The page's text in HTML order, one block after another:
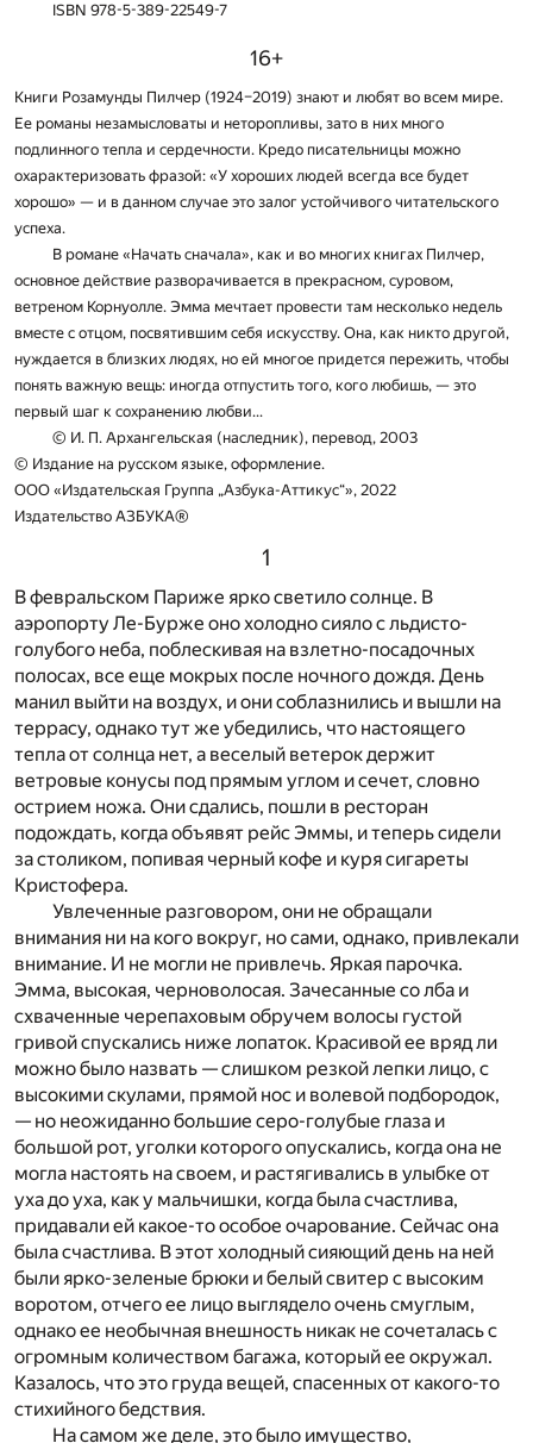
ISBN 978-5-389-22549-7
16+
Книги Розамунды Пилчер (1924–2019) знают и любят во всем мире.
Ее романы незамысловаты и неторопливы, зато в них много
подлинного тепла и сердечности. Кредо писательницы можно
охарактеризовать фразой: «У хороших людей всегда все будет
хорошо» — и в данном случае это залог устойчивого читательского
успеха.
В романе «Начать сначала», как и во многих книгах Пилчер,
основное действие разворачивается в прекрасном, суровом,
ветреном Корнуолле. Эмма мечтает провести там несколько недель
вместе с отцом, посвятившим себя искусству. Она, как никто другой,
нуждается в близких людях, но ей многое придется пережить, чтобы
понять важную вещь: иногда отпустить того, кого любишь, — это
первый шаг к сохранению любви...
© И. П. Архангельская (наследник), перевод, 2003
© Издание на русском языке, оформление.
ООО «Издательская Группа „Азбука-Аттикус“», 2022
Издательство АЗБУКА®
1
В февральском Париже ярко светило солнце. В
аэропорту Ле-Бурже оно холодно сияло с льдисто-
голубого неба, поблескивая на взлетно-посадочных
полосах, все еще мокрых после ночного дождя. День
манил выйти на воздух, и они соблазнились и вышли на
террасу, однако тут же убедились, что настоящего
тепла от солнца нет, а веселый ветерок держит
ветровые конусы под прямым углом и сечет, словно
острием ножа. Они сдались, пошли в ресторан
подождать, когда объявят рейс Эммы, и теперь сидели
за столиком, попивая черный кофе и куря сигареты
Кристофера.
Увлеченные разговором, они не обращали
внимания ни на кого вокруг, но сами, однако, привлекали
внимание. И не могли не привлечь. Яркая парочка.
Эмма, высокая, черноволосая. Зачесанные со лба и
схваченные черепаховым обручем волосы густой
гривой спускались ниже лопаток. Красивой ее вряд ли
можно было назвать — слишком резкой лепки лицо, с
высокими скулами, прямой нос и волевой подбородок,
— но неожиданно большие серо-голубые глаза и
большой рот, уголки которого опускались, когда она не
могла настоять на своем, и растягивались в улыбке от
уха до уха, как у мальчишки, когда была счастлива,
придавали ей какое-то особое очарование. Сейчас она
была счастлива. В этот холодный сияющий день на ней
были ярко-зеленые брюки и белый свитер с высоким
воротом, отчего ее лицо выглядело очень смуглым,
однако ее необычная внешность никак не сочеталась с
огромным количеством багажа, который ее окружал.
Казалось, что это груда вещей, спасенных от какого-то
стихийного бедствия.
На самом же деле, это было имущество,